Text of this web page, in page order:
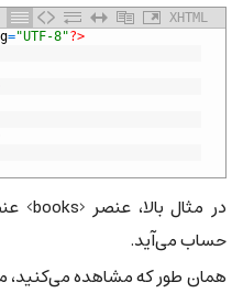
XHTML
="UTF-8"?>
حساب می‌آید.
همان طور که مشاهده می‌کنید،